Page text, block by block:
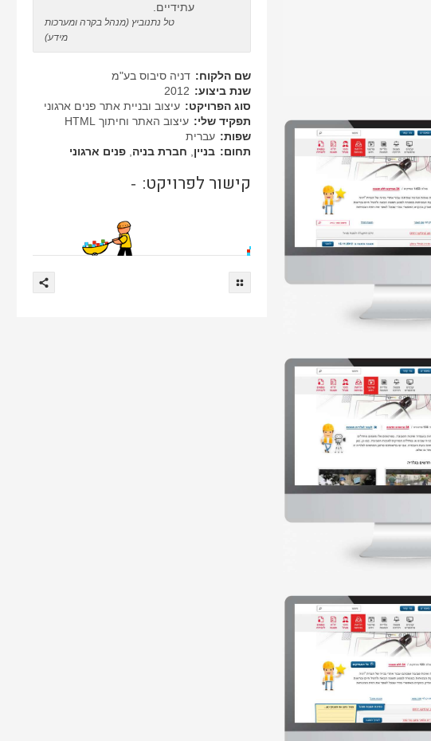
עתידיים.
טל נתנוביץ (מנהל בקרה ומערכות
מידע)
שם הלקוח: דניה סיבוס בע"מ
שנת ביצוע:
סוג הפרויקט: עיצוב ובניית אתר פנים ארגוני
תפקיד שלי: עיצוב האתר וחיתוך HTML
שפות: עברית
תחום: בניין חברת בניה ,פנים ארגוני
קישור לפרויקט: -